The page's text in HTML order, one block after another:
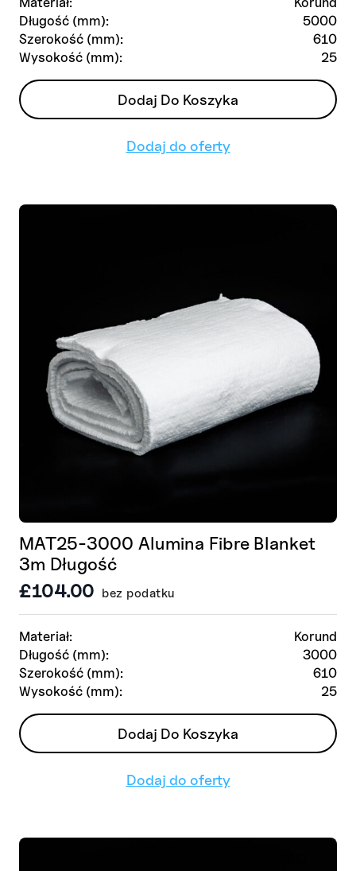
Długość (mm):
5000
Szerokość (mm):
610
Wysokość (mm):
25
Dodaj Do Koszyka
Dodaj do oferty
Materiał:
Korund
Długość (mm):
3000
Szerokość (mm):
610
Wysokość (mm):
25
MAT25-3000 Alumina Fibre Blanket
3m Długość
£104.00 bez podatku
Dodaj Do Koszyka
Dodaj do oferty